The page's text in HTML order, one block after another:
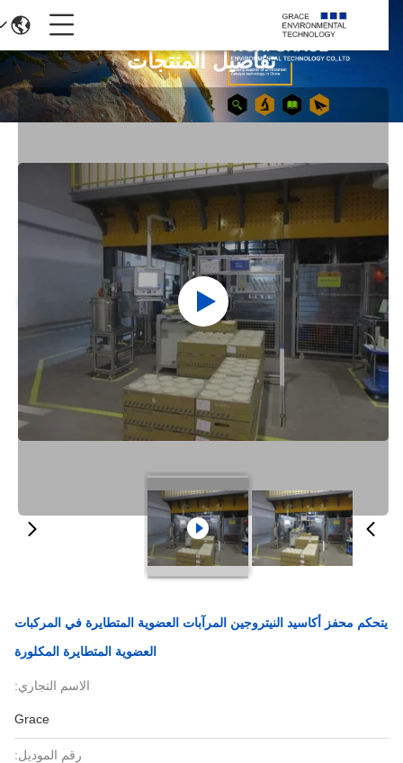
تفاصيل المنتجات
يتحكم محفز أكاسيد النيتروجين المرآبات العضوية المتطايرة في المركبات
العضوية المتطايرة المكلورة
الاسم التجاري:
Grace
رقم الموديل: